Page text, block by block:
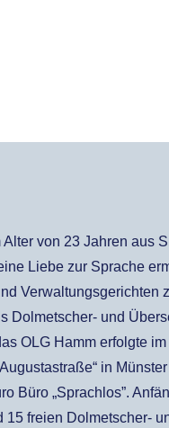
Alter von 23 Jahren aus
Liebe zur Sprache
Verwaltungsgerichten
Dolmetscher- und
OLG Hamm erfolgte
in
Büro „Sprachlos”.
15 freien Dolmetscher-